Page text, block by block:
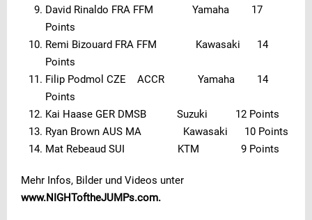
David Rinaldo FRA FFM Yamaha 17
Points
Remi Bizouard FRA FFM Kawasaki 14
Points
Filip Podmol CZE ACCR Yamaha 14
Points
Kai Haase GER DMSB Suzuki 12 Points
Ryan Brown AUS MA Kawasaki 10 Points
Mat Rebeaud SUI KTM 9 Points
Mehr Infos, Bilder und Videos unter
www.NIGHToftheJUMPs.com.